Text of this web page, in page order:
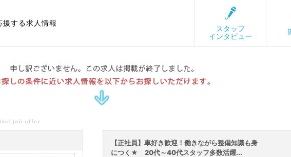
する求人情報
スタッフ
インタビュー
【正社員】車好き歓迎！働きながら整備知識も身
につく★ 20代～40代スタッフ多数活躍...